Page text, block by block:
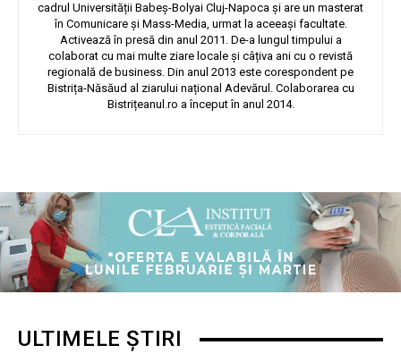
cadrul Universității Babeș-Bolyai Cluj-Napoca și are un masterat
în Comunicare și Mass-Media, urmat la aceeași facultate.
Activează în presă din anul 2011. De-a lungul timpului a
colaborat cu mai multe ziare locale și câțiva ani cu o revistă
regională de business. Din anul 2013 este corespondent pe
Bistrița-Năsăud al ziarului național Adevărul. Colaborarea cu
Bistrițeanul.ro a început în anul 2014.
ULTIMELE ȘTIRI